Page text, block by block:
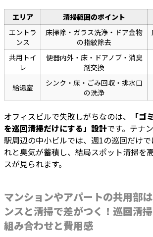
エリア 清掃範囲のポイント
エントラ
ンス
床掃除・ガラス洗浄・ドア金物
の指紋除去
共用トイ
レ
便器内外・床・ドアノブ・消臭
剤交換
給湯室
シンク・床・ごみ回収・排水口
の洗浄
オフィスビルで失敗しがちなのは、
「ゴ
を巡回清掃だけにする」設計です。テナ
駅周辺の中小ビルでは、週1の巡回だけ
れと臭気が蓄積し、結局スポット清掃を
スが見られます。
マンションやアパートの共用部
ンスと清掃で差がつく！巡回清
組み合わせと費用感